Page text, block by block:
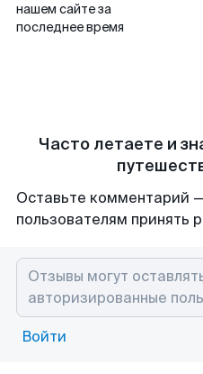
нашем сайте за
последнее время
Часто летаете и
Оставьте комментарий
пользователям принять
Войти